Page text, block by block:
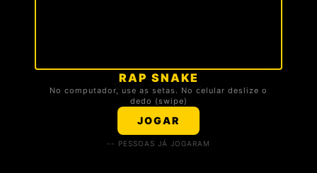
RAP SNAKE
No computador, use as setas. No celular deslize o
dedo (swipe)
JOGAR
🏆 TOP 3 DA TROPA
Carregando ranking...
-- PESSOAS JÁ JOGARAM